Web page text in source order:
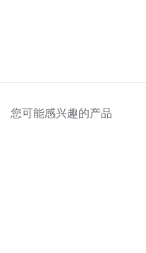
您可能感兴趣的产品